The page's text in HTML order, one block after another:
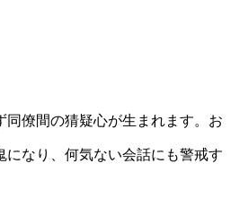
同僚間の猜疑心が生まれます。お
になり、何気ない会話にも警戒す